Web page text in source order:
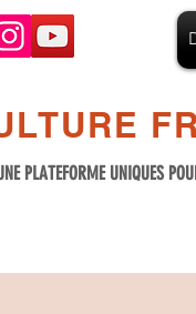
PLATEFORME UNIQUES